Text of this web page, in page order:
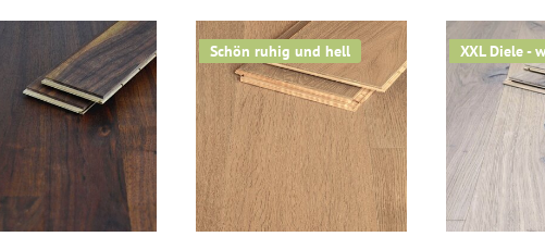
Schön ruhig und hell XXL Diele -